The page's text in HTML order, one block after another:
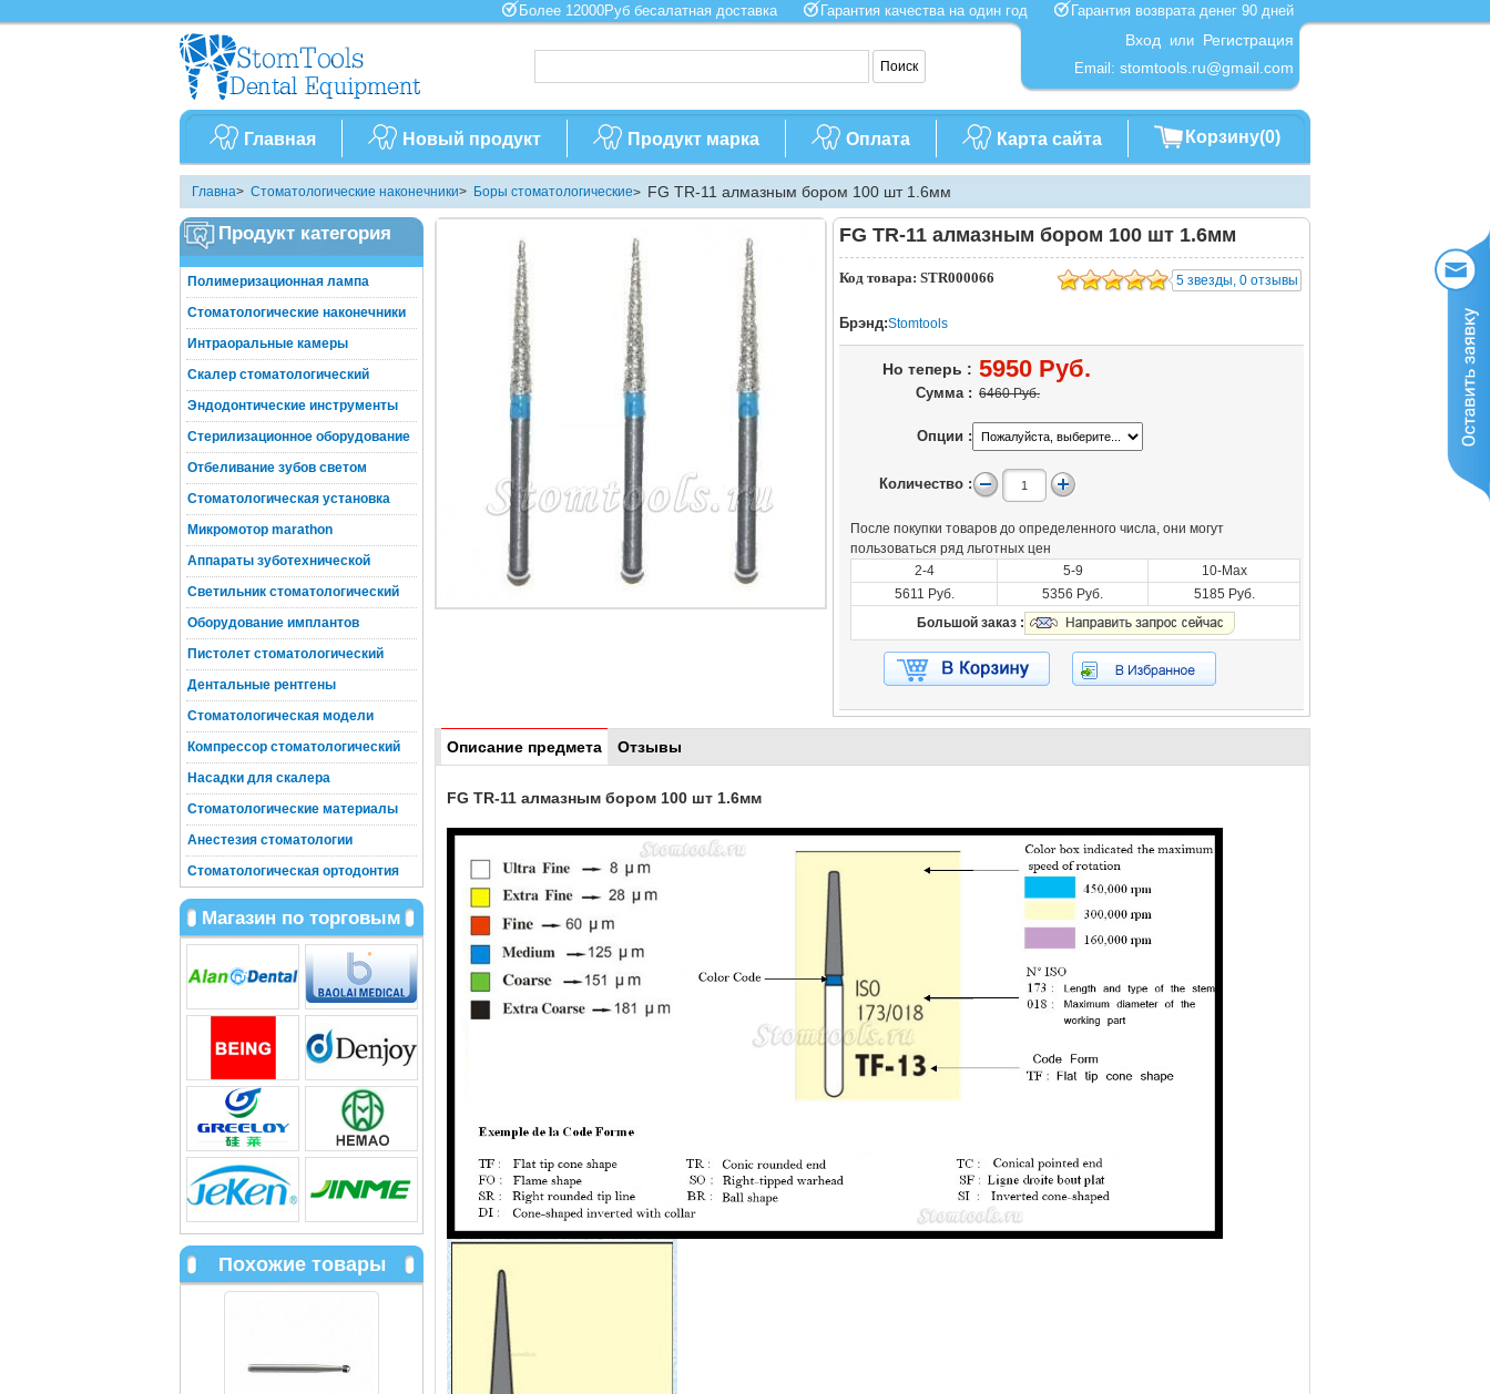
Более 12000Руб бесалатная доставка Гарантия качества на один год Гарантия возврата денег 90 дней
Вход или Регистрация
Email: stomtools.ru@gmail.com
Главная Новый продукт Продукт марка Оплата Карта сайта Корзину(0)
Главна> Стоматологические наконечники> Боры стоматологические> FG TR-11 алмазным бором 100 шт 1.6мм
FG TR-11 алмазным бором 100 шт 1.6мм
Код товара: STR000066 5 звезды, 0 отзывы
Брэнд:Stomtools
Но теперь : 5950 Руб.
Сумма : 6460 Руб.
Опции :
Количество :
После покупки товаров до определенного числа, они могут
пользоваться ряд льготных цен
2-4
5-9
10-Max
5611 Руб.
5356 Руб.
5185 Руб.
Большой заказ :
Описание предмета Отзывы
FG TR-11 алмазным бором 100 шт 1.6мм
Продукт категория
Полимеризационная лампа
Стоматологические наконечники
Интраоральные камеры
Скалер стоматологический
Эндодонтические инструменты
Стерилизационное оборудование
Отбеливание зубов светом
Стоматологическая установка
Микромотор marathon
Аппараты зуботехнической
Светильник стоматологический
Оборудование имплантов
Пистолет стоматологический
Дентальные рентгены
Стоматологическая модели
Компрессор стоматологический
Насадки для скалера
Стоматологические материалы
Анестезия стоматологии
Стоматологическая ортодонтия
Магазин по торговым
Похожие товары